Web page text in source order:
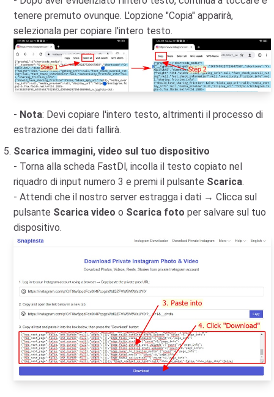
tenere premuto ovunque. L'opzione "Copia" apparirà,
selezionala per copiare l'intero testo.
- Nota: Devi copiare l'intero testo, altrimenti il processo di
estrazione dei dati fallirà.
Scarica immagini, video sul tuo dispositivo
- Torna alla scheda FastDl, incolla il testo copiato nel
riquadro di input numero 3 e premi il pulsante Scarica.
- Attendi che il nostro server estragga i dati → Clicca sul
pulsante Scarica video o Scarica foto per salvare sul tuo
dispositivo.